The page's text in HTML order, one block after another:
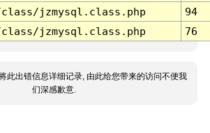
jzmysql.class.php
94
jzmysql.class.php 76
此出错信息详细记录, 由此给您带来的访问不便我
们深感歉意.